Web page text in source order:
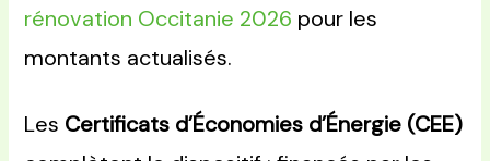
rénovation Occitanie 2026 pour les
montants actualisés.
Les Certificats d’Économies d’Énergie (CEE)